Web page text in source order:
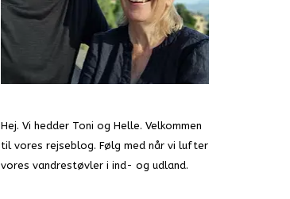
Hej. Vi hedder Toni og Helle. Velkommen
til vores rejseblog. Følg med når vi lufter
vores vandrestøvler i ind- og udland.